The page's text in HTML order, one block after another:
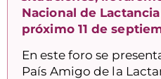
Nacional de
próximo 11 de
En este foro se
País Amigo de la